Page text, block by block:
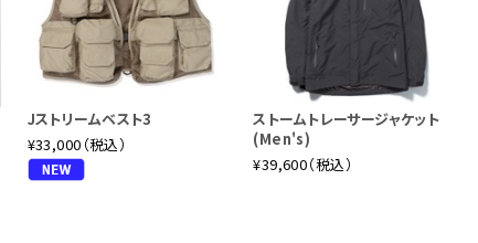
Jストリームベスト3
¥33,000（税込）
ストームトレーサージャケット
(Men's)
¥39,600（税込）